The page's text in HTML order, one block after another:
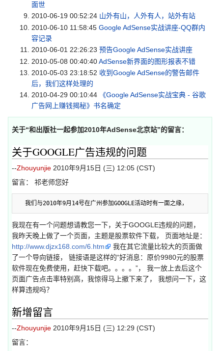
面世
2010-06-19 00:52:24 山外有山，人外有人，站外有站
2010-06-10 11:58:45 Google AdSense实战讲座-QQ群内
容记录
2010-06-01 22:26:23 预告Google AdSense实战讲座
2010-05-08 00:40:40AdSense新界面的图形报表不错
2010-05-03 23:18:52 收到Google AdSense的警告邮件
后，我们这样处理的
2010-04-29 00:10:44
《Google AdSense实战宝典 - 谷歌
广告网上赚钱揭秘》书名确定
关于“和出版社一起参加2010年AdSense北京站”的留言：
关于GOOGLE广告违规的问题
--Zhouyunjie 2010年9月15日 (三) 12:05 (CST)
留言： 祁老师您好
我现在有一个问题想请教您一下，关于GOOGLE违规的问题，
我昨天晚上做了一个页面，主题是股票软件下载， 页面地址是：
http://www.djzx168.com/6.htm
我在其它流量比较大的页面做
了一个导向链接， 链接语是这样的“好消息：原价9980元的股票
软件现在免费使用，赶快下载吧。。。。”， 我一放上去后这个
页面广告点击率特别高，我惊得马上撤下来了， 我想问一下，这
样算违规吗？
新增留言
--Zhouyunjie 2010年9月15日 (三) 12:29 (CST)
留言：